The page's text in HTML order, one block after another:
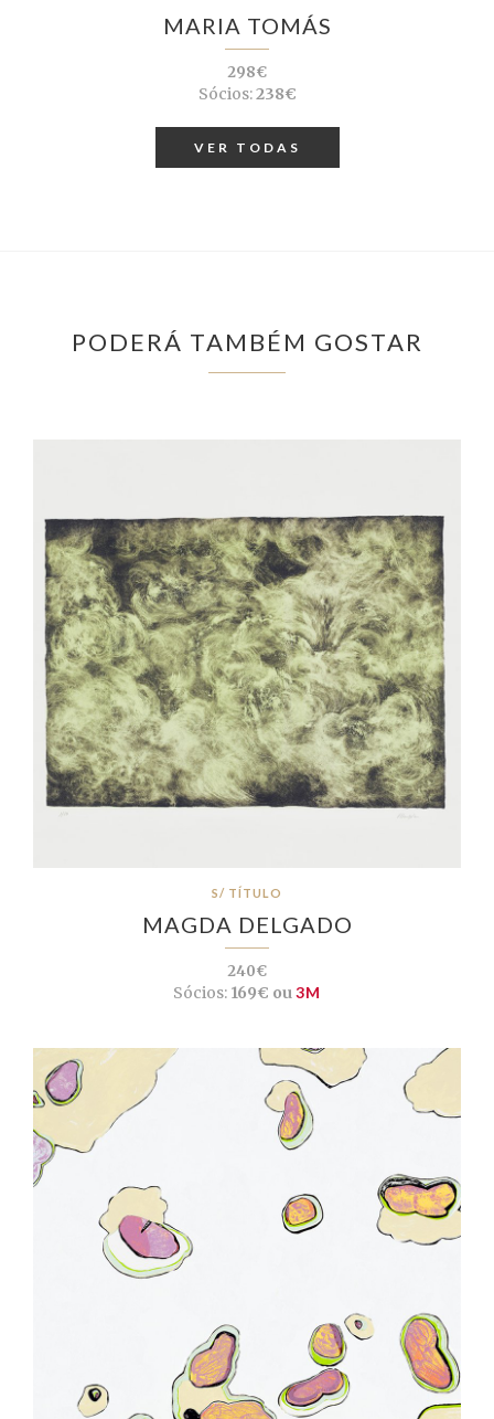
MARIA TOMÁS
298€
Sócios:238€
VER TODAS
PODERÁ TAMBÉM GOSTAR
S/ TÍTULO
MAGDA DELGADO
240€
Sócios: 169€ ou 3M